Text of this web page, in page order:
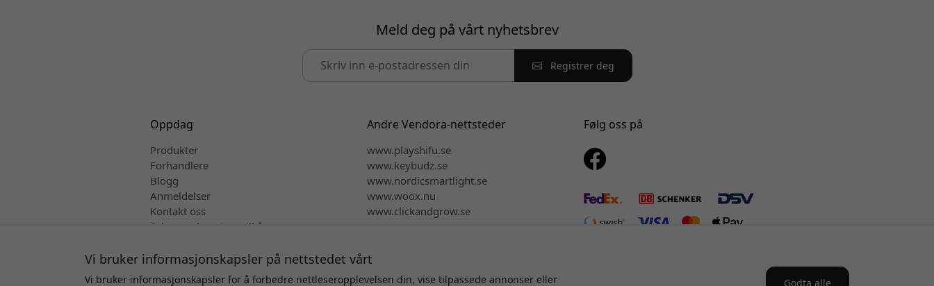
Meld deg på vårt nyhetsbrev
Registrer deg
Oppdag
Produkter
Forhandlere
Blogg
Anmeldelser
Kontakt oss
Salgs- og leveringsvilkår
Andre Vendora-nettsteder
www.playshifu.se
www.keybudz.se
www.nordicsmartlight.se
www.woox.nu
www.clickandgrow.se
Følg oss på
Vi bruker informasjonskapsler på nettstedet vårt
Vi bruker informasjonskapsler for å forbedre nettleseropplevelsen din, vise tilpassede annonser eller Godta alle